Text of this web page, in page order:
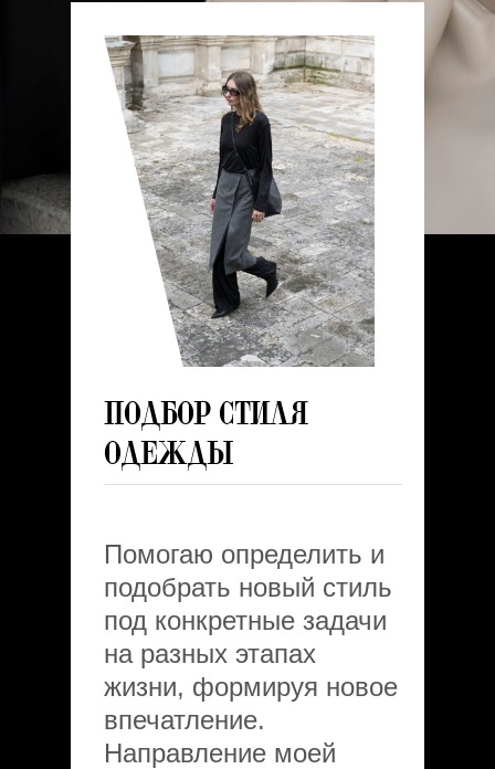
Подбор стиля
одежды
Помогаю определить и
подобрать новый стиль
под конкретные задачи
на разных этапах
жизни, формируя новое
впечатление.
Направление моей